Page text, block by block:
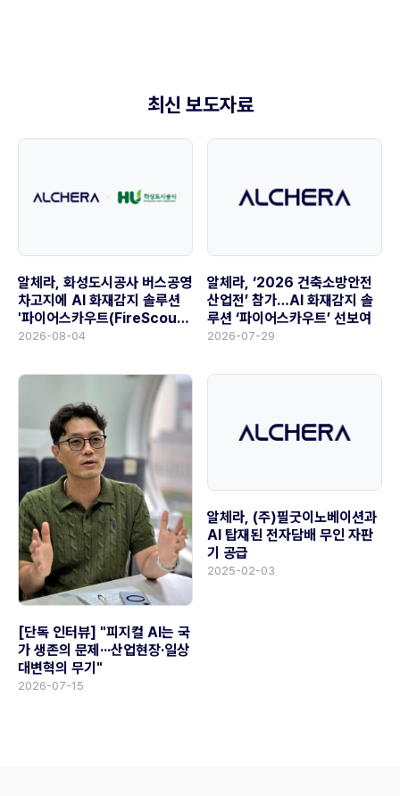
최신 보도자료
알체라, 화성도시공사 버스공영
차고지에 AI 화재감지 솔루션
'파이어스카우트(FireScout)'
공급
2026-08-04
알체라, ‘2026 건축소방안전
산업전’ 참가…AI 화재감지 솔
루션 ‘파이어스카우트’ 선보여
2026-07-29
[단독 인터뷰] "피지컬 AI는 국
가 생존의 문제···산업현장·일상
대변혁의 무기"
2026-07-15
알체라, (주)필굿이노베이션과
AI 탑재된 전자담배 무인 자판
기 공급
2025-02-03